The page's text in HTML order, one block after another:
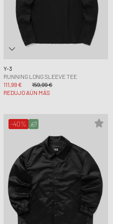
Y-3
RUNNING LONG SLEEVE TEE
111,99 €
159,99 €
REDUJO AÚN MÁS
-40%